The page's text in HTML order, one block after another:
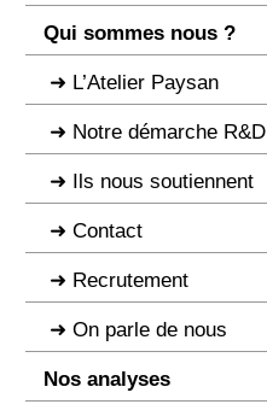
Qui sommes nous ?
L’Atelier Paysan
Notre démarche R&D
Ils nous soutiennent
Contact
Recrutement
On parle de nous
Nos analyses